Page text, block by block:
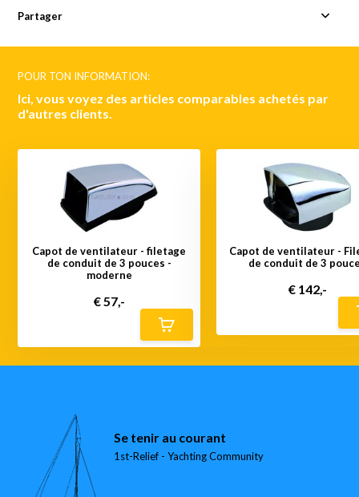
Partager
POUR TON INFORMATION:
Ici, vous voyez des articles comparables achetés par
d'autres clients.
Capot de ventilateur - filetage
de conduit de 3 pouces -
moderne
€ 57,-
Capot de ventilateur -
de conduit de 3
€ 142,-
Se tenir au courant
1st-Relief - Yachting Community